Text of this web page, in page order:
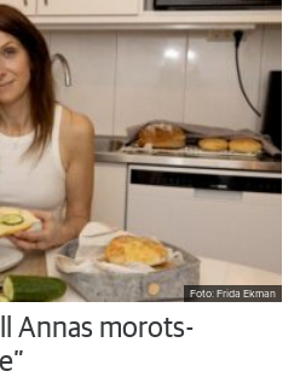
Foto: Frida Ekman
Annas morots-